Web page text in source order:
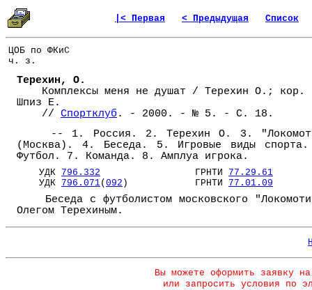
|< Первая < Предыдущая Список
ЦОБ по ФКиС
ч. з.
Терехин, О.
Комплексы меня не душат / Терехин О.; кор.
Шпиз Е.
// Спортклуб . - 2000. - № 5. - С. 18.
-- 1. Россия. 2. Терехин О. 3.
(Москва). 4. Беседа. 5. Игровые виды
Футбол. 7. Команда. 8. Амплуа игрока.
УДК 796.332 ГРНТИ 77.29.61
УДК 796.071( 092 ) ГРНТИ 77.01.09
Беседа с футболистом московского
Олегом Терехиным.
Вы можете оформить заявку
или запросить условия по